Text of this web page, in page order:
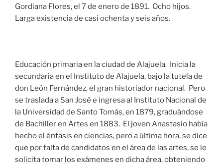
Gordiana Flores, el 7 de enero de 1891. Ocho hijos.
Larga existencia de casi ochenta y seis años.
Educación primaria en la ciudad de Alajuela. Inicia la
secundaria en el Instituto de Alajuela, bajo la tutela de
don León Fernández, el gran historiador nacional. Pero
se traslada a San José e ingresa al Instituto Nacional de
la Universidad de Santo Tomás, en 1879, graduándose
de Bachiller en Artes en 1883. El joven Anastasio había
hecho el énfasis en ciencias, pero a última hora, se dice
que por falta de candidatos en el área de las artes, se le
solicita tomar los exámenes en dicha área, obteniendo